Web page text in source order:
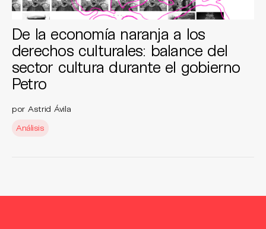
De la economía naranja a los
derechos culturales: balance del
sector cultura durante el gobierno
Petro
por Astrid Ávila
Análisis